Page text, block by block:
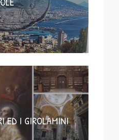
ED I GIROLAMINI